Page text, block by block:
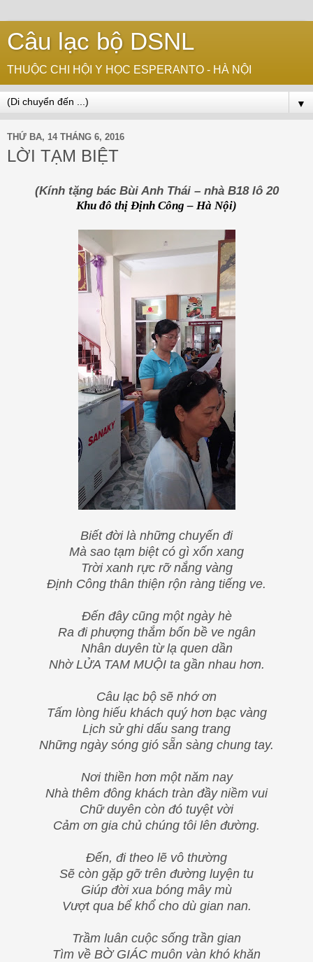
Câu lạc bộ DSNL
THUỘC CHI HỘI Y HỌC ESPERANTO - HÀ NỘI
▼
THỨ BA, 14 THÁNG 6, 2016
LỜI TẠM BIỆT
(Kính tặng bác Bùi Anh Thái – nhà B18 lô 20
Khu đô thị Định Công – Hà Nội)
Biết đời là những chuyến đi
Mà sao tạm biệt có gì xốn xang
Trời xanh rực rỡ nắng vàng
Định Công thân thiện rộn ràng tiếng ve.
Đến đây cũng một ngày hè
Ra đi phượng thắm bốn bề ve ngân
Nhân duyên từ lạ quen dần
Nhờ LỬA TAM MUỘI ta gần nhau hơn.
Câu lạc bộ sẽ nhớ ơn
Tấm lòng hiếu khách quý hơn bạc vàng
Lịch sử ghi dấu sang trang
Những ngày sóng gió sẵn sàng chung tay.
Nơi thiền hơn một năm nay
Nhà thêm đông khách tràn đầy niềm vui
Chữ duyên còn đó tuyệt vời
Cảm ơn gia chủ chúng tôi lên đường.
Đến, đi theo lẽ vô thường
Sẽ còn gặp gỡ trên đường luyện tu
Giúp đời xua bóng mây mù
Vượt qua bể khổ cho dù gian nan.
Trầm luân cuộc sống trần gian
Tìm về BỜ GIÁC muôn vàn khó khăn